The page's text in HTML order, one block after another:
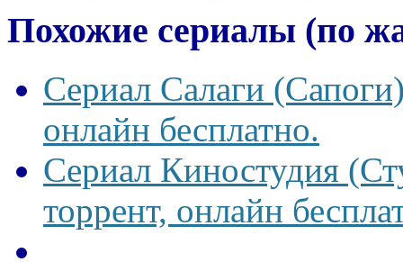
Похожие сериалы (по
Сериал Салаги
онлайн бесплатно.
Сериал Киностудия
торрент, онлайн